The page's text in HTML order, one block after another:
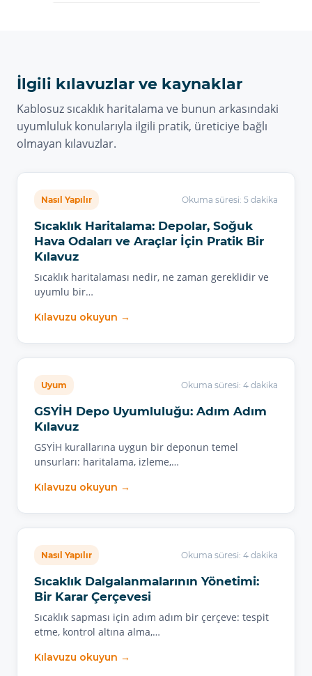
İlgili kılavuzlar ve kaynaklar
Kablosuz sıcaklık haritalama ve bunun arkasındaki
uyumluluk konularıyla ilgili pratik, üreticiye bağlı
olmayan kılavuzlar.
Nasıl Yapılır Okuma süresi: 5 dakika
Sıcaklık Haritalama: Depolar, Soğuk
Hava Odaları ve Araçlar İçin Pratik Bir
Kılavuz
Sıcaklık haritalaması nedir, ne zaman gereklidir ve
uyumlu bir…
Kılavuzu okuyun →
Uyum Okuma süresi: 4 dakika
GSYİH Depo Uyumluluğu: Adım Adım
Kılavuz
GSYİH kurallarına uygun bir deponun temel
unsurları: haritalama, izleme,…
Kılavuzu okuyun →
Nasıl Yapılır Okuma süresi: 4 dakika
Sıcaklık Dalgalanmalarının Yönetimi:
Bir Karar Çerçevesi
Sıcaklık sapması için adım adım bir çerçeve: tespit
etme, kontrol altına alma,…
Kılavuzu okuyun →